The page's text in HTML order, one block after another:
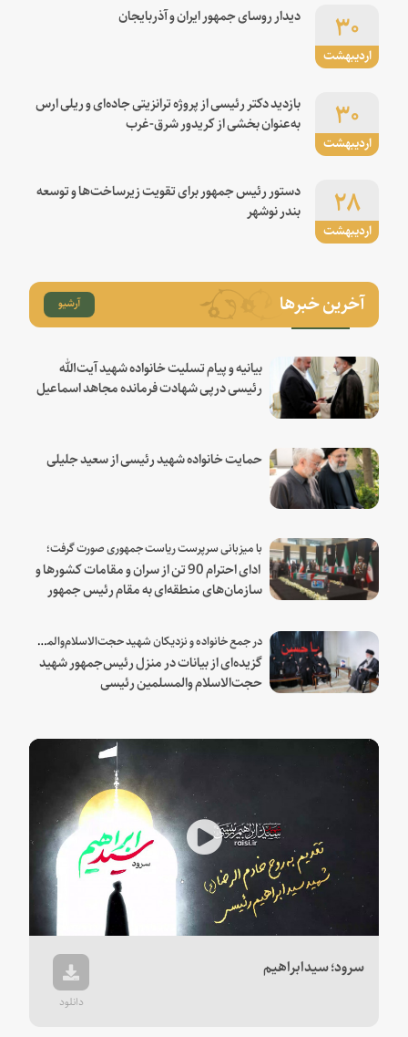
اردیبهشت
۳۰ دیدار روسای جمهور ایران و آذربایجان
اردیبهشت
۳۰
بازدید دکتر رئیسی از پروژه ترانزیتی جاده‌ای و ریلی ارس
به‌عنوان بخشی از کریدور شرق-غرب
اردیبهشت
۲۸
دستور رئیس جمهور برای تقویت زیرساخت‌ها و توسعه
بندر نوشهر
آخرین خبرها آرشیو
بیانیه و پیام تسلیت خانواده شهید آیت‌الله
رئیسی درپی شهادت فرمانده مجاهد اسماعیل
حمایت خانواده شهید رئیسی از سعید جلیلی
با میزبانی سرپرست ریاست جمهوری صورت گرفت؛
ادای احترام 90 تن از سران و مقامات کشورها و
سازمان‌های منطقه‌ای به مقام رئیس جمهور
در جمع خانواده و نزدیکان شهید حجت‌الاسلام‌والمسلمین رئیسی:
گزیده‌ای از بیانات در منزل رئیس‌جمهور شهید
حجت‌الاسلام والمسلمین رئیسی
Play
Video
سرود؛ سیدابراهیم
دانلود